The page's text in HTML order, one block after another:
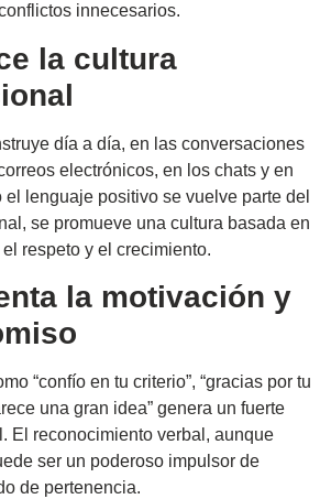
innecesarios.
la cultura
día a día, en las conversaciones
electrónicos, en los chats y en
el lenguaje positivo se vuelve parte del
se promueve una cultura basada en
respeto y el crecimiento.
la motivación y
“confío en tu criterio”, “gracias por tu
una gran idea” genera un fuerte
El reconocimiento verbal, aunque
ser un poderoso impulsor de
de pertenencia.